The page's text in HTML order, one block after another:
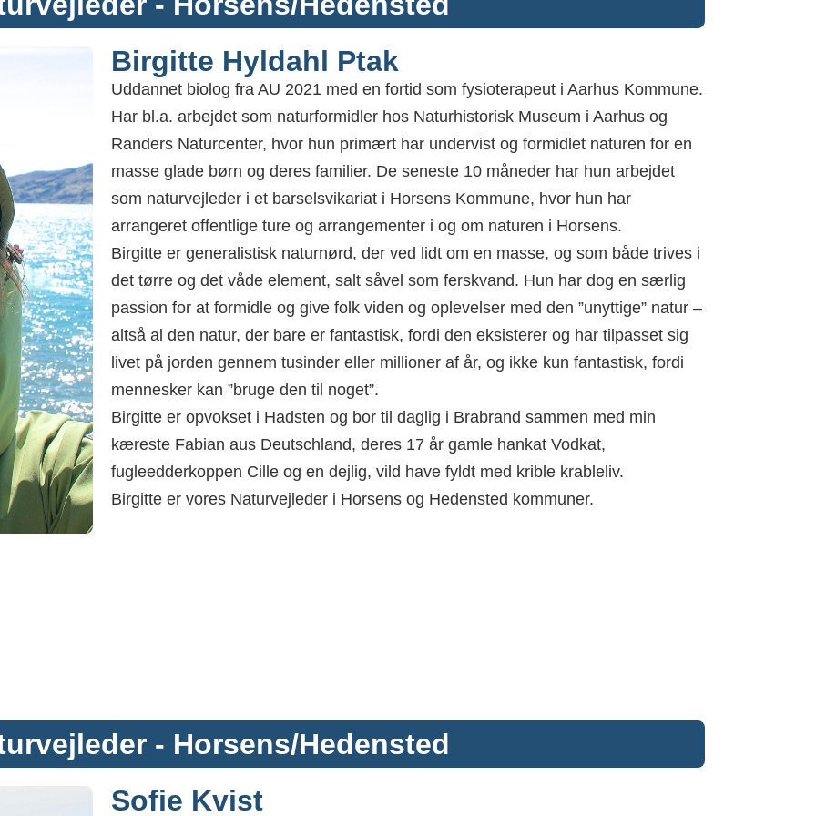
Birgitte Hyldahl Ptak
Uddannet biolog fra AU 2021 med en fortid som fysioterapeut i Aarhus Kommune.
Har bl.a. arbejdet som naturformidler hos Naturhistorisk Museum i Aarhus og
Randers Naturcenter, hvor hun primært har undervist og formidlet naturen for en
masse glade børn og deres familier. De seneste 10 måneder har hun arbejdet
som naturvejleder i et barselsvikariat i Horsens Kommune, hvor hun har
arrangeret offentlige ture og arrangementer i og om naturen i Horsens.
Birgitte er generalistisk naturnørd, der ved lidt om en masse, og som både trives i
det tørre og det våde element, salt såvel som ferskvand. Hun har dog en særlig
passion for at formidle og give folk viden og oplevelser med den ”unyttige” natur –
altså al den natur, der bare er fantastisk, fordi den eksisterer og har tilpasset sig
livet på jorden gennem tusinder eller millioner af år, og ikke kun fantastisk, fordi
mennesker kan ”bruge den til noget”.
Birgitte er opvokset i Hadsten og bor til daglig i Brabrand sammen med min
kæreste Fabian aus Deutschland, deres 17 år gamle hankat Vodkat,
fugleedderkoppen Cille og en dejlig, vild have fyldt med krible krableliv.
Birgitte er vores Naturvejleder i Horsens og Hedensted kommuner.
- Horsens/Hedensted
Sofie Kvist